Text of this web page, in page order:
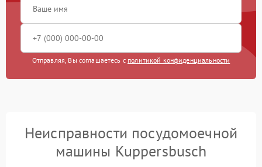
Отправляя, Вы соглашаетесь с политикой конфиденциальности
Неисправности посудомоечной
машины Kuppersbusch